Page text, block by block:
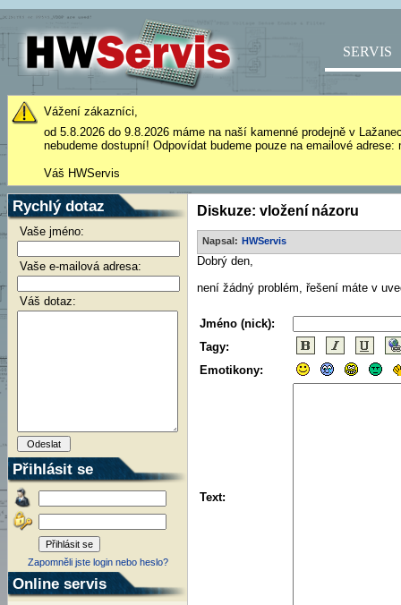
SERVIS
Vážení zákazníci,
od 5.8.2026 do 9.8.2026 máme na naší kamenné prodejně v
nebudeme dostupní! Odpovídat budeme pouze na emailové
Váš HWServis
Rychlý dotaz
Vaše jméno:
Vaše e-mailová adresa:
Váš dotaz:
Přihlásit se
Zapomněli jste login nebo heslo?
Online servis
Diskuze: vložení názoru
Napsal: HWServis
Dobrý den,
není žádný problém, řešení máte v
Jméno (nick):
Tagy:
Emotikony:
Text: